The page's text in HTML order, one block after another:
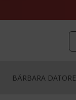
BÄRBARA